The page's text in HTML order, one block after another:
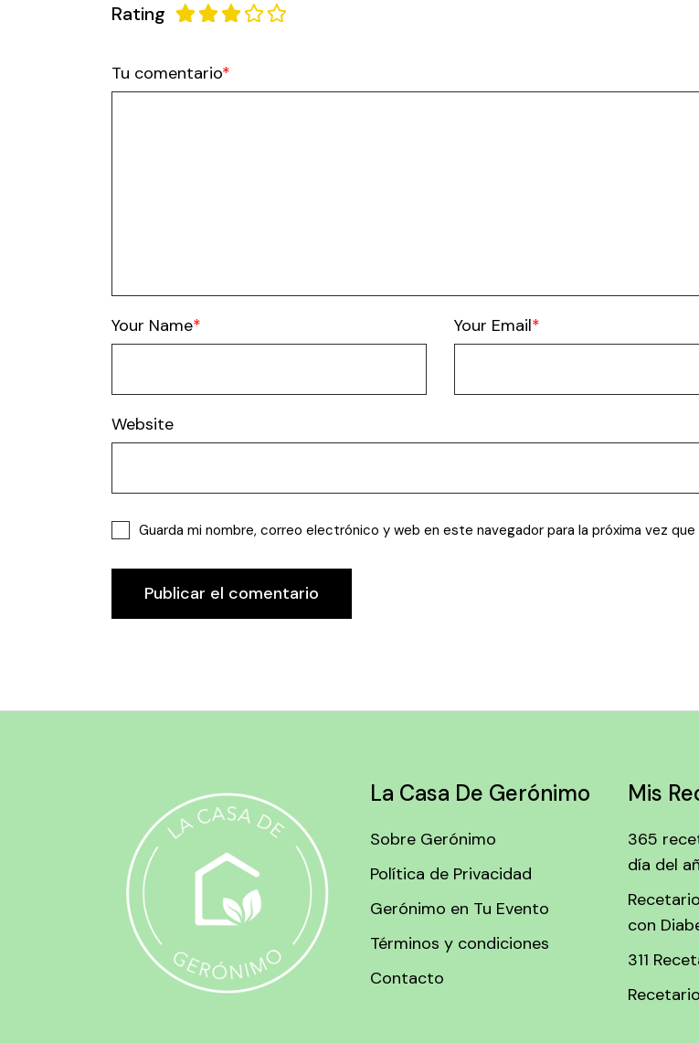
Rating
Tu comentario
Your Name Your Email
Website
Guarda mi nombre, correo electrónico y web en este navegador para la próxima vez
Publicar el comentario
La Casa De Gerónimo
Sobre Gerónimo
Política de Privacidad
Gerónimo en Tu Evento
Términos y condiciones
Contacto
Mis
365
día del
con
311